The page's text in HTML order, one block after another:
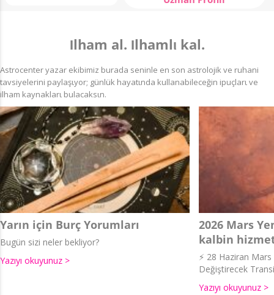
Ιlham al. Ιlhamlι kal.
Astrocenter yazar ekibimiz burada seninle en son astrolojik ve ruhani
tavsiyelerini paylaşιyor; günlük hayatιnda kullanabileceğin ipuçlarι ve
ilham kaynaklarι bulacaksιn.
Yarın için Burç Yorumları
Bugün sizi neler bekliyor?
Yazıyı okuyunuz >
2026 Mars
kalbin
⚡ 28 Haziran
Değiştirecek
Yazıyı okuyunuz >